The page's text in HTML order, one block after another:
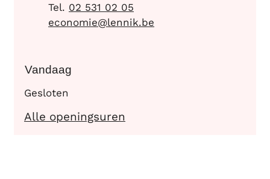
02 531 02 05
E-maileconomie@lennik.be
Vandaag
Gesloten
Alle openingsuren